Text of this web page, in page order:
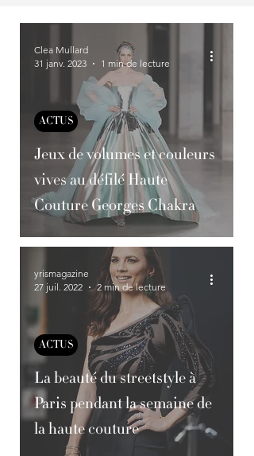
Jeux de volumes et couleurs
vives au défilé Haute
Couture Georges Chakra
ACTUS
Clea Mullard
31 janv. 2023
1 min de lecture
La beauté du streetstyle à
Paris pendant la semaine de
la haute couture
ACTUS
yrismagazine
27 juil. 2022
2 min de lecture